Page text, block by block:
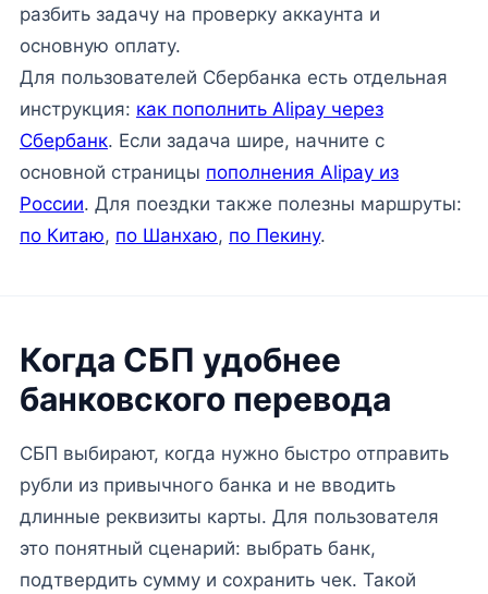
разбить задачу на проверку аккаунта и
основную оплату.
Для пользователей Сбербанка есть отдельная
инструкция: как пополнить Alipay через
Сбербанк. Если задача шире, начните с
основной страницы пополнения Alipay из
России. Для поездки также полезны маршруты:
по Китаю, по Шанхаю, по Пекину.
Когда СБП удобнее
банковского перевода
СБП выбирают, когда нужно быстро отправить
рубли из привычного банка и не вводить
длинные реквизиты карты. Для пользователя
это понятный сценарий: выбрать банк,
подтвердить сумму и сохранить чек. Такой